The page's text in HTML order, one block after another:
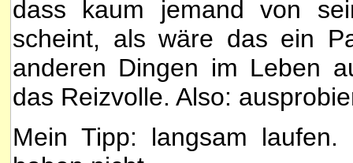
dass kaum jemand von
scheint, als wäre das ein
anderen Dingen im Leben
das Reizvolle. Also:
Mein Tipp: langsam laufen.